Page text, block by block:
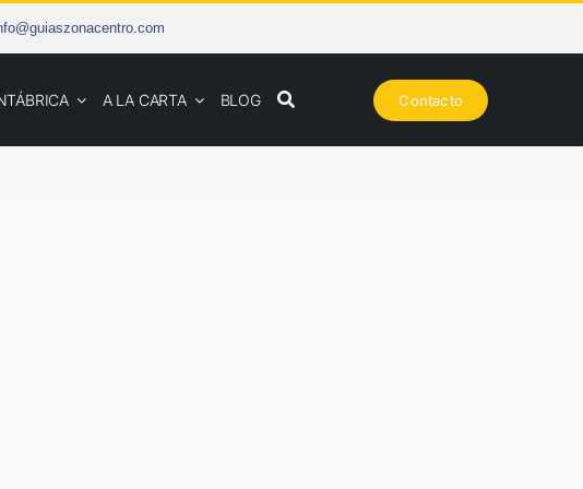
A LA CARTA BLOG Contacto